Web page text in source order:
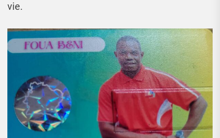
vie.